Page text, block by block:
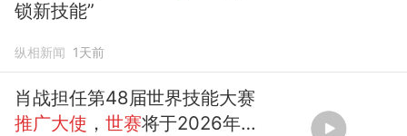
锁新技能”
纵相新闻 1天前
肖战担任第48届世界技能大赛
推广大使 ， 世赛将于2026年9